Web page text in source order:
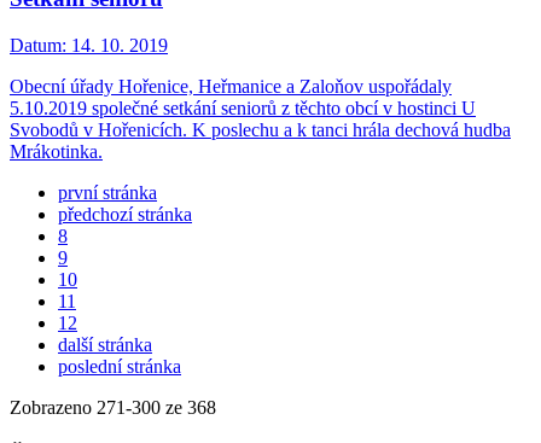
Datum: 14. 10. 2019
Obecní úřady Hořenice, Heřmanice a Zaloňov uspořádaly
5.10.2019 společné setkání seniorů z těchto obcí v hostinci U
Svobodů v Hořenicích. K poslechu a k tanci hrála dechová hudba
Mrákotinka.
první stránka
předchozí stránka
8
9
10
11
12
další stránka
poslední stránka
Zobrazeno 271-300 ze 368